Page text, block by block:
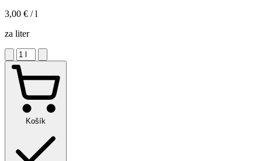
3,00 € / l
za liter
Košík